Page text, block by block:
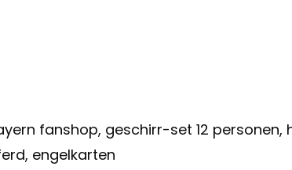
fanshop, geschirr-set 12
engelkarten